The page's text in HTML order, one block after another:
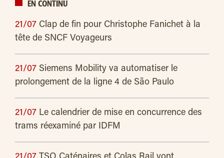
EN CONTINU
21/07 Clap de fin pour Christophe Fanichet à la
tête de SNCF Voyageurs
21/07 Siemens Mobility va automatiser le
prolongement de la ligne 4 de São Paulo
21/07 Le calendrier de mise en concurrence des
trams réexaminé par IDFM